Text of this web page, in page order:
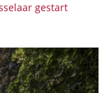
gestart